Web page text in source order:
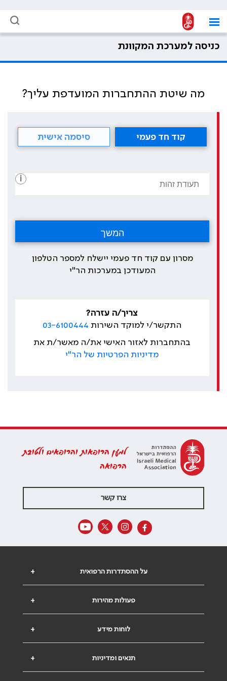
כניסה למערכת המקוונת
מה שיטת ההתחברות המועדפת עליך?
קוד חד פעמי סיסמה אישית
i
מסרון עם קוד חד פעמי יישלח למספר הטלפון
המעודכן במערכות הר"י
צריך/ה עזרה?
התקשר/י למוקד השירות 03-6100444
בהתחברות לאזור האישי את/ה מאשר/ת את
מדיניות הפרטיות של הר"י
למען הרופאות והרופאים ולטובת
הרפואה
צרו קשר
+ על ההסתדרות הרפואית
+ פעולות מהירות
+ לוחות מידע
+ תנאים ומדיניות